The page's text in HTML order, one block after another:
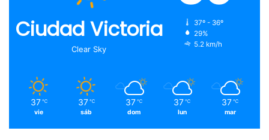
Ciudad Victoria
Clear Sky
37º - 36º
29%
5.2 km/h
37 ℃
vie
37 ℃
sáb
37 ℃
dom
37 ℃
lun
37 ℃
mar